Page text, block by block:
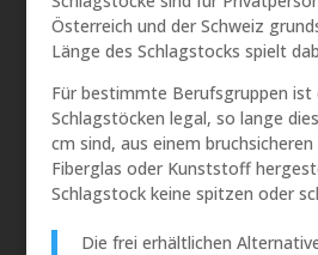
Österreich und der Schweiz
Länge des Schlagstocks spielt
Für bestimmte Berufsgruppen
Schlagstöcken legal, so lange
cm sind, aus einem
Fiberglas oder Kunststoff
Schlagstock keine spitzen oder
Die frei erhältlichen